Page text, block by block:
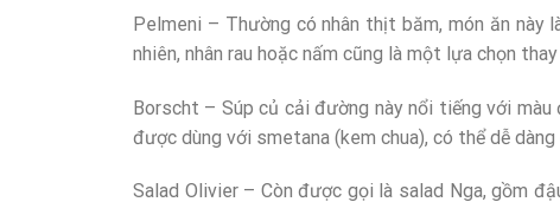
Pelmeni – Thường có nhân thịt băm, món ăn này
nhiên, nhân rau hoặc nấm cũng là một lựa chọn
Borscht – Súp củ cải đường này nổi tiếng với
được dùng với smetana (kem chua), có thể dễ dàng
Salad Olivier – Còn được gọi là salad Nga, gồm